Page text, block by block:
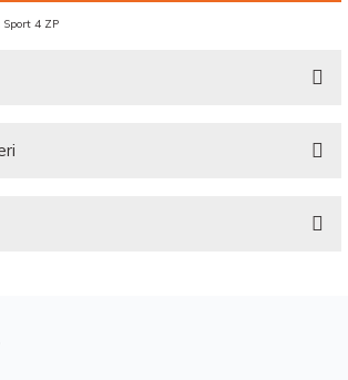
4 ZP
teşekkür ederiz.